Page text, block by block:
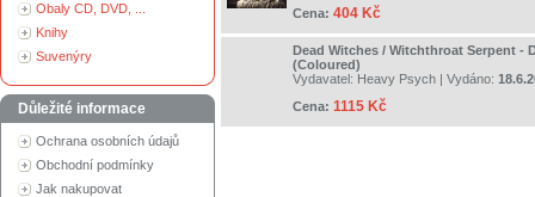
Obaly CD, DVD, ...
Knihy
Suvenýry
Důležité informace
Ochrana osobních údajů
Obchodní podmínky
Jak nakupovat
Cena: 404 Kč
Dead Witches / Witchthroat Serpent -
(Coloured)
Vydavatel: Heavy Psych | Vydáno:
Cena: 1115 Kč